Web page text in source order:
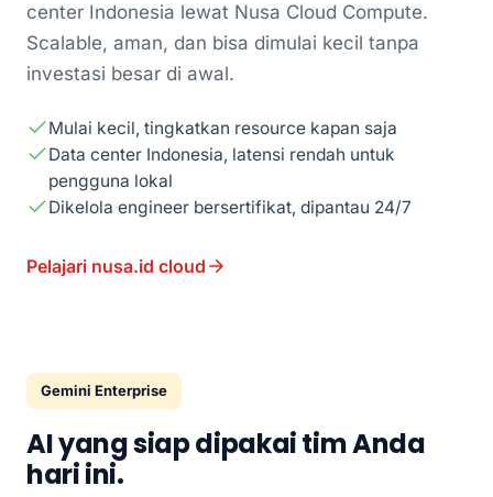
center Indonesia lewat Nusa Cloud Compute.
Scalable, aman, dan bisa dimulai kecil tanpa
investasi besar di awal.
Mulai kecil, tingkatkan resource kapan saja
Data center Indonesia, latensi rendah untuk
pengguna lokal
Dikelola engineer bersertifikat, dipantau 24/7
Pelajari nusa.id cloud
Gemini Enterprise
AI yang siap dipakai tim Anda
hari ini.